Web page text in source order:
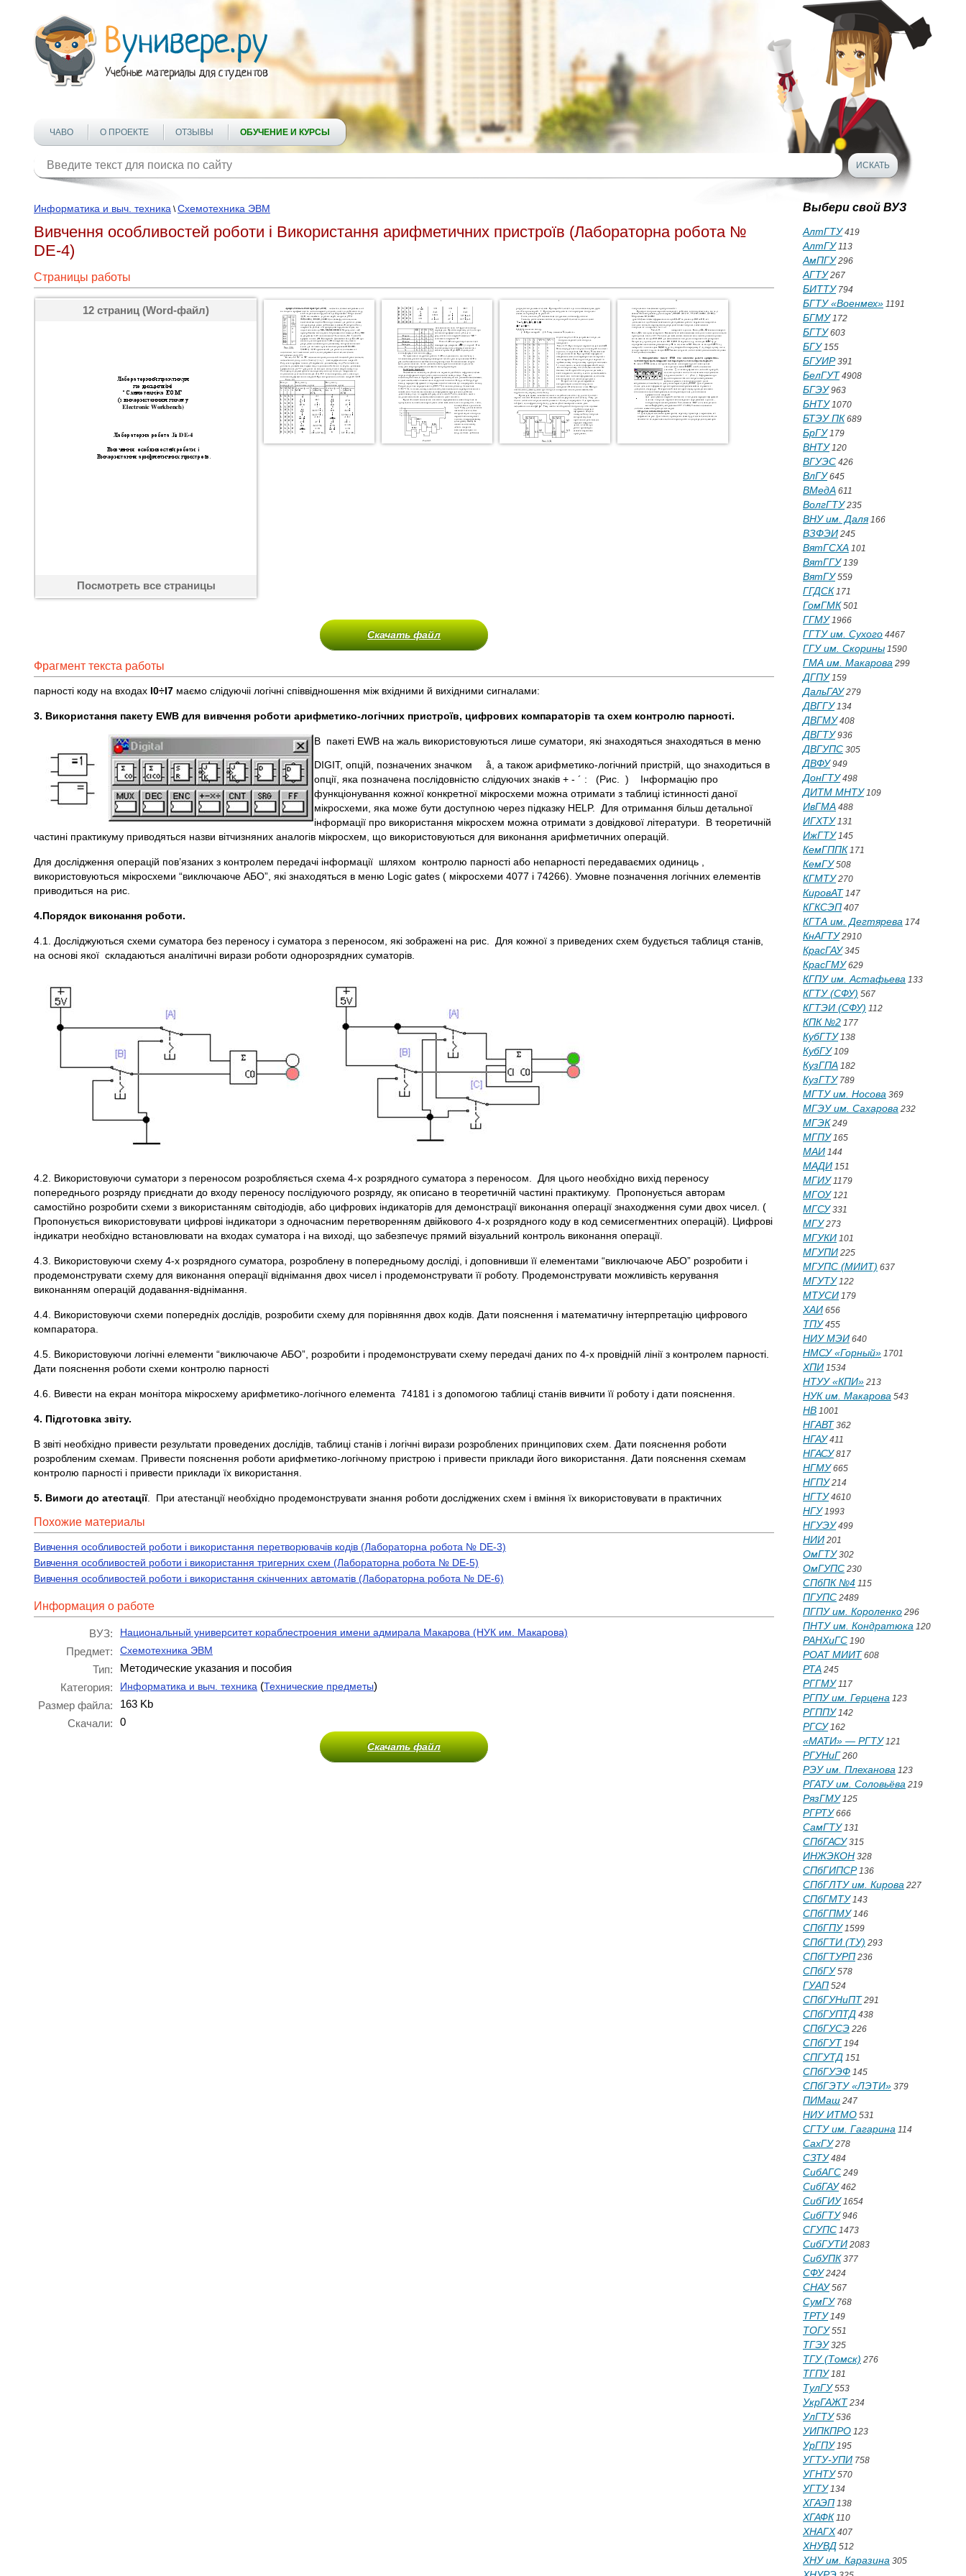
ЧАВО О ПРОЕКТЕ ОТЗЫВЫ ОБУЧЕНИЕ И КУРСЫ
Информатика и выч. техника \Схемотехника ЭВМ
Вивчення особливостей роботи і Використання арифметичних пристроїв (Лабораторна робота №
DE-4)
Страницы работы
12 страниц (Word-файл)
Посмотреть все страницы
Скачать файл
Фрагмент текста работы
парності коду на входах І0÷І7 маємо слідуючіі логічні співвідношення між вхідними й вихідними сигналами:
3. Використання пакету EWB для вивчення роботи арифметико-логічних пристроїв, цифрових компараторів та схем контролю парності.
В пакеті EWB на жаль використовуються лише суматори, які знаходяться знаходяться в меню
DIGIT, опцій, позначених значком
å, а також арифметико-логічний пристрій, що знаходиться в
опції, яка позначена послідовністю слідуючих знаків + - ´ : (Рис. ) Інформацію про
функціонування кожної конкретної мікросхеми можна отримати з таблиці істинності даної
мікросхеми, яка може бути доступною через підказку HELP. Для отримання більш детальної
інформації про використання мікросхем можна отримати з довідкової літератури. В теоретичній
частині практикуму приводяться назви вітчизняних аналогів мікросхем, що використовуються для виконання арифметичних операцій.
Для дослідження операцій пов’язаних з контролем передачі інформації шляхом контролю парності або непарності передаваємих одиниць ,
використовуються мікросхеми “виключаюче АБО”, які знаходяться в меню Logic gates ( мікросхеми 4077 і 74266). Умовне позначення логічних елементів
приводиться на рис.
4.Порядок виконання роботи.
4.1. Досліджуються схеми суматора без переносу і суматора з переносом, які зображені на рис. Для кожної з приведених схем будується таблиця станів,
на основі якої складаються аналітичні вирази роботи однорозрядних суматорів.
4.2. Використовуючи суматори з переносом розробляється схема 4-х розрядного суматора з переносом. Для цього необхідно вихід переносу
попереднього розряду приєднати до входу переносу послідуючого розряду, як описано в теоретичній частині практикуму. Пропонується авторам
самостійно розробити схеми з використанням світодіодів, або цифрових індикаторів для демонстрації виконання операції знаходження суми двох чисел. (
Пропонується використовувати цифрові індикатори з одночасним перетворенням двійкового 4-х розрядного коду в код семисегментних операцій). Цифрові
індикатри необхідно встановлювати на входах суматора і на виході, що забезпечує прямий візуальний контроль виконання операції.
4.3. Використовуючи схему 4-х розрядного суматора, розроблену в попередньому досліді, і доповнивши її елементами “виключаюче АБО” розробити і
продемонструвати схему для виконання операції віднімання двох чисел і продемонструвати її роботу. Продемонструвати можливість керування
виконанням операцій додавання-віднімання.
4.4. Використовуючи схеми попередніх дослідів, розробити схему для порівняння двох кодів. Дати пояснення і математичну інтерпретацію цифрового
компаратора.
4.5. Використовуючи логічні елементи “виключаюче АБО”, розробити і продемонструвати схему передачі даних по 4-х провідній лінії з контролем парності.
Дати пояснення роботи схеми контролю парності
4.6. Вивести на екран монітора мікросхему арифметико-логічного елемента 74181 і з допомогою таблиці станів вивчити її роботу і дати пояснення.
4. Підготовка звіту.
В звіті необхідно привести результати проведених дослідів, таблиці станів і логічні вирази розроблених принципових схем. Дати пояснення роботи
розробленим схемам. Привести пояснення роботи арифметико-логічному пристрою і привести приклади його використання. Дати пояснення схемам
контролю парності і привести приклади їх використання.
5. Вимоги до атестації. При атестанції необхідно продемонструвати знання роботи досліджених схем і вміння їх використовувати в практичних
Похожие материалы
Вивчення особливостей роботи і використання перетворювачів кодів (Лабораторна робота № DE-3)
Вивчення особливостей роботи і використання тригерних схем (Лабораторна робота № DE-5)
Вивчення особливостей роботи і використання скінченних автоматів (Лабораторна робота № DE-6)
Информация о работе
ВУЗ: Национальный университет кораблестроения имени адмирала Макарова (НУК им. Макарова)
Предмет: Схемотехника ЭВМ
Тип:
Методические указания и пособия
Категория:
Информатика и выч. техника (Технические предметы)
Размер файла:
163 Kb
Скачали:
0
Скачать файл
Выбери свой ВУЗ
АлтГТУ419
АлтГУ113
АмПГУ296
АГТУ267
БИТТУ794
БГТУ «Военмех» 1191
БГМУ172
БГТУ603
БГУ155
БГУИР391
БелГУТ 4908
БГЭУ963
БНТУ1070
БТЭУ ПК 689
БрГУ179
ВНТУ120
ВГУЭС 426
ВлГУ645
ВМедА 611
ВолгГТУ235
ВНУ им. Даля166
ВЗФЭИ 245
ВятГСХА 101
ВятГГУ139
ВятГУ559
ГГДСК 171
ГомГМК 501
ГГМУ1966
ГГТУ им. Сухого 4467
ГГУ им. Скорины 1590
ГМА им. Макарова 299
ДГПУ159
ДальГАУ279
ДВГГУ134
ДВГМУ408
ДВГТУ936
ДВГУПС 305
ДВФУ949
ДонГТУ498
ДИТМ МНТУ109
ИвГМА 488
ИГХТУ131
ИжГТУ145
КемГППК 171
КемГУ508
КГМТУ270
КировАТ 147
КГКСЭП 407
КГТА им. Дегтярева 174
КнАГТУ2910
КрасГАУ345
КрасГМУ629
КГПУ им. Астафьева 133
КГТУ (СФУ) 567
КГТЭИ (СФУ) 112
КПК №2 177
КубГТУ138
КубГУ109
КузГПА 182
КузГТУ789
МГТУ им. Носова 369
МГЭУ им. Сахарова 232
МГЭК 249
МГПУ165
МАИ 144
МАДИ 151
МГИУ1179
МГОУ121
МГСУ331
МГУ273
МГУКИ 101
МГУПИ 225
МГУПС (МИИТ) 637
МГУТУ122
МТУСИ 179
ХАИ 656
ТПУ455
НИУ МЭИ 640
НМСУ «Горный» 1701
ХПИ 1534
НТУУ «КПИ» 213
НУК им. Макарова 543
НВ 1001
НГАВТ 362
НГАУ411
НГАСУ817
НГМУ665
НГПУ214
НГТУ4610
НГУ1993
НГУЭУ499
НИИ 201
ОмГТУ302
ОмГУПС 230
СПбПК №4 115
ПГУПС 2489
ПГПУ им. Короленко 296
ПНТУ им. Кондратюка 120
РАНХиГС 190
РОАТ МИИТ 608
РТА 245
РГГМУ117
РГПУ им. Герцена 123
РГППУ142
РГСУ162
«МАТИ» — РГТУ121
РГУНиГ 260
РЭУ им. Плеханова 123
РГАТУ им. Соловьёва 219
РязГМУ125
РГРТУ666
СамГТУ131
СПбГАСУ315
ИНЖЭКОН 328
СПбГИПСР136
СПбГЛТУ им. Кирова 227
СПбГМТУ143
СПбГПМУ146
СПбГПУ1599
СПбГТИ (ТУ) 293
СПбГТУРП 236
СПбГУ578
ГУАП 524
СПбГУНиПТ 291
СПбГУПТД 438
СПбГУСЭ 226
СПбГУТ 194
СПГУТД 151
СПбГУЭФ 145
СПбГЭТУ «ЛЭТИ» 379
ПИМаш 247
НИУ ИТМО 531
СГТУ им. Гагарина 114
СахГУ278
СЗТУ484
СибАГС 249
СибГАУ462
СибГИУ1654
СибГТУ946
СГУПС 1473
СибГУТИ 2083
СибУПК 377
СФУ2424
СНАУ567
СумГУ768
ТРТУ149
ТОГУ551
ТГЭУ325
ТГУ (Томск) 276
ТГПУ181
ТулГУ553
УкрГАЖТ 234
УлГТУ536
УИПКПРО 123
УрГПУ195
УГТУ-УПИ 758
УГНТУ570
УГТУ134
ХГАЭП 138
ХГАФК 110
ХНАГХ 407
ХНУВД 512
ХНУ им. Каразина 305